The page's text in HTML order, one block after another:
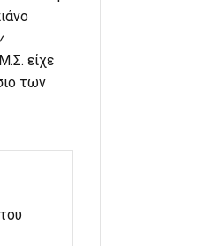
είχε
των